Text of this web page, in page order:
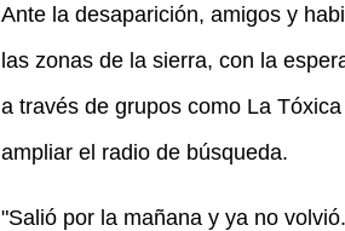
Ante la desaparición, amigos y
las zonas de la sierra, con la
a través de grupos como La
ampliar el radio de búsqueda.
"Salió por la mañana y ya no